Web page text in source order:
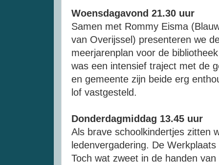
Woensdagavond 21.30 uur
Samen met Rommy Eisma
van Overijssel) presenteren we
meerjarenplan voor de
was een intensief traject met de
en gemeente zijn beide erg
lof vastgesteld.
Donderdagmiddag 13.45 uur
Als brave schoolkindertjes zitten
ledenvergadering. De
Toch wat zweet in de handen